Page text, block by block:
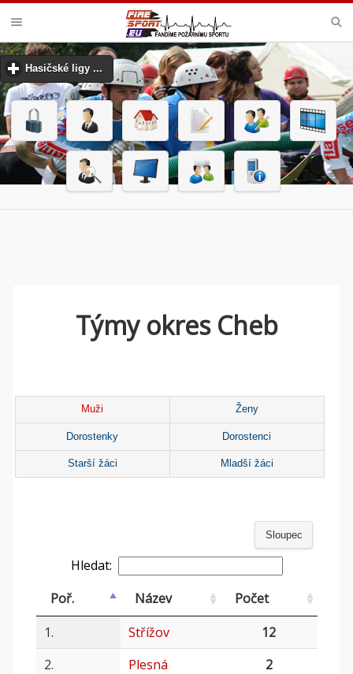
VELKÁ CENA MHJ PŘEROV
Hasičské ligy ... click to expand contents
Týmy okres Cheb
Muži Ženy
Dorostenky Dorostenci
Starší žáci Mladší žáci
Sloupec
Hledat:
Poř.
Název
Počet
1.
Střížov
12
2.
Plesná
2